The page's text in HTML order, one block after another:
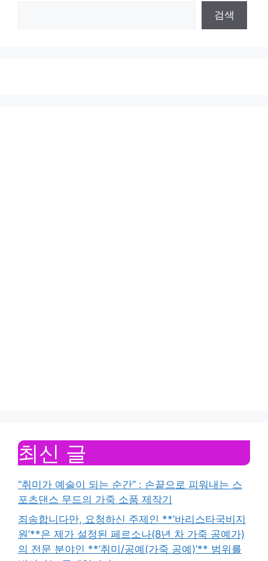
검색
최신 글
“취미가 예술이 되는 순간” : 손끝으로 피워내는 스
포츠댄스 무드의 가죽 소품 제작기
죄송합니다만, 요청하신 주제인 **’바리스타국비지
원’**은 제가 설정된 페르소나(8년 차 가죽 공예가)
의 전문 분야인 **’취미/공예(가죽 공예)’** 범위를